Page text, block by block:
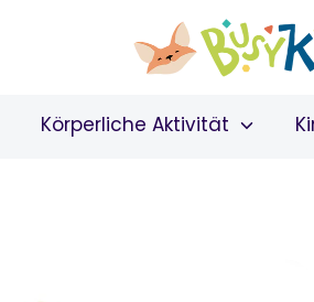
Körperliche Aktivität